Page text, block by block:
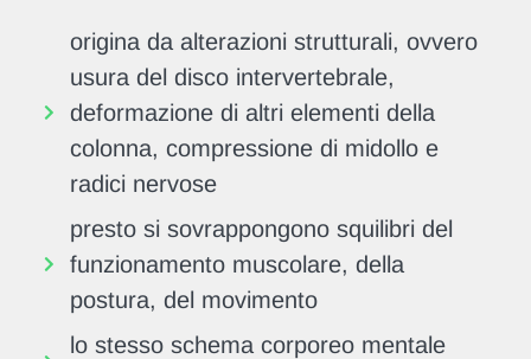
origina da alterazioni strutturali, ovvero
usura del disco intervertebrale,
deformazione di altri elementi della
colonna, compressione di midollo e
radici nervose
presto si sovrappongono squilibri del
funzionamento muscolare, della
postura, del movimento
lo stesso schema corporeo mentale